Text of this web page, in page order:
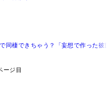
棲できちゃう？「妄想で作った彼
ージ目